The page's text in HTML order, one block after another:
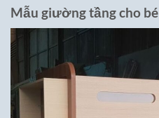
Mẫu giường tầng cho bé